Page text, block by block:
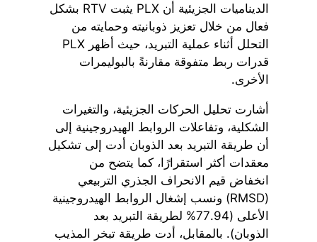
الديناميات الجزيئية أن PLX يثبت RTV بشكل
فعال من خلال تعزيز ذوبانيته وحمايته من
التحلل أثناء عملية التبريد، حيث أظهر PLX
قدرات ربط متفوقة مقارنةً بالبوليمرات
الأخرى.
أشارت تحليل الحركات الجزيئية، والتغيرات
الشكلية، وتفاعلات الروابط الهيدروجينية إلى
أن طريقة التبريد بعد الذوبان أدت إلى تشكيل
معقدات أكثر استقرارًا، كما يتضح من
انخفاض قيم الانحراف الجذري التربيعي
(RMSD) ونسب إشغال الروابط الهيدروجينية
الأعلى (77.94% لطريقة التبريد بعد
الذوبان). بالمقابل، أدت طريقة تبخر المذيب